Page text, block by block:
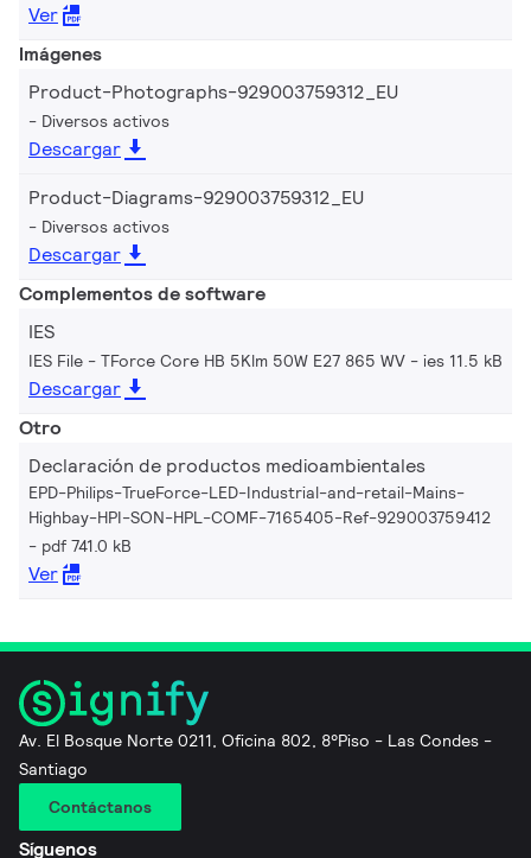
Ver
Imágenes
Product-Photographs-929003759312_EU
Diversos activos
Descargar
Product-Diagrams-929003759312_EU
Diversos activos
Descargar
Complementos de software
IES
IES File - TForce Core HB 5Klm 50W E27 865 WV ies 11.5 kB
Descargar
Otro
Declaración de productos medioambientales
EPD-Philips-TrueForce-LED-Industrial-and-retail-Mains-
Highbay-HPI-SON-HPL-COMF-7165405-Ref-929003759412
pdf 741.0 kB
Ver
Av. El Bosque Norte 0211, Oficina 802, 8°Piso - Las Condes -
Santiago
Contáctanos
Síguenos